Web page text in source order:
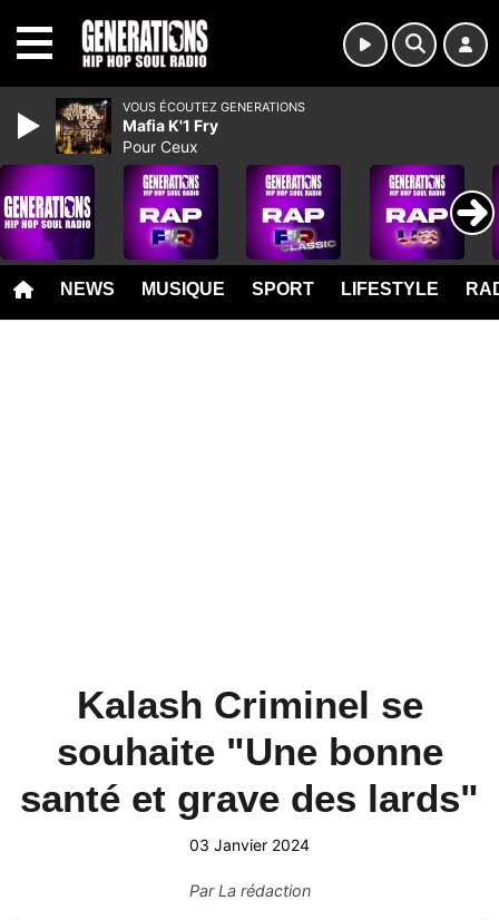
NEWS MUSIQUE SPORT LIFESTYLE
Kalash Criminel se
souhaite "Une bonne
santé et grave des lards"
03 Janvier 2024
ParLa rédaction
VOUS ÉCOUTEZ GENERATIONS
Mafia K'1 Fry
Pour Ceux